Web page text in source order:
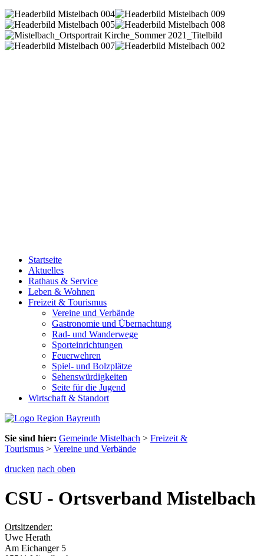
Startseite
Aktuelles
Rathaus & Service
Leben & Wohnen
Freizeit & Tourismus
Vereine und Verbände
Gastronomie und Übernachtung
Rad- und Wanderwege
Sporteinrichtungen
Feuerwehren
Spiel- und Bolzplätze
Sehenswürdigkeiten
Seite für die Jugend
Wirtschaft & Standort
Sie sind hier: Gemeinde Mistelbach > Freizeit &
Tourismus > Vereine und Verbände
drucken nach oben
CSU - Ortsverband Mistelbach
Ortsitzender:
Uwe Herath
Am Eichanger 5